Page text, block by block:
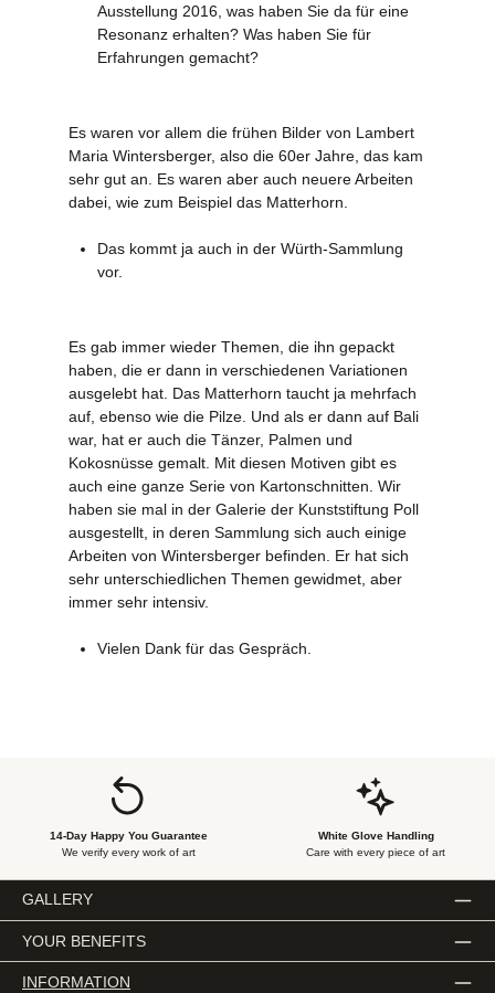
Ausstellung 2016, was haben Sie da für eine
Resonanz erhalten? Was haben Sie für
Erfahrungen gemacht?
Es waren vor allem die frühen Bilder von Lambert
Maria Wintersberger, also die 60er Jahre, das kam
sehr gut an. Es waren aber auch neuere Arbeiten
dabei, wie zum Beispiel das Matterhorn.
Das kommt ja auch in der Würth-Sammlung
vor.
Es gab immer wieder Themen, die ihn gepackt
haben, die er dann in verschiedenen Variationen
ausgelebt hat. Das Matterhorn taucht ja mehrfach
auf, ebenso wie die Pilze. Und als er dann auf Bali
war, hat er auch die Tänzer, Palmen und
Kokosnüsse gemalt. Mit diesen Motiven gibt es
auch eine ganze Serie von Kartonschnitten. Wir
haben sie mal in der Galerie der Kunststiftung Poll
ausgestellt, in deren Sammlung sich auch einige
Arbeiten von Wintersberger befinden. Er hat sich
sehr unterschiedlichen Themen gewidmet, aber
immer sehr intensiv.
Vielen Dank für das Gespräch.
14-Day Happy You Guarantee
We verify every work of art
White Glove Handling
Care with every piece of art
GALLERY
YOUR BENEFITS
INFORMATION